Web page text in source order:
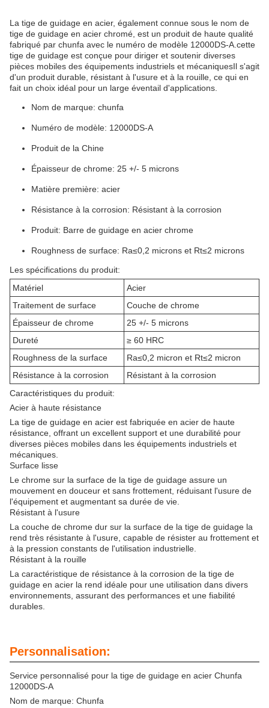
La tige de guidage en acier, également connue sous le nom de
tige de guidage en acier chromé, est un produit de haute qualité
fabriqué par chunfa avec le numéro de modèle 12000DS-A.cette
tige de guidage est conçue pour diriger et soutenir diverses
pièces mobiles des équipements industriels et mécaniquesIl s'agit
d'un produit durable, résistant à l'usure et à la rouille, ce qui en
fait un choix idéal pour un large éventail d'applications.
Nom de marque: chunfa
Numéro de modèle: 12000DS-A
Produit de la Chine
Épaisseur de chrome: 25 +/- 5 microns
Matière première: acier
Résistance à la corrosion: Résistant à la corrosion
Produit: Barre de guidage en acier chrome
Roughness de surface: Ra≤0,2 microns et Rt≤2 microns
Les spécifications du produit:
Matériel
Acier
Traitement de surface
Couche de chrome
Épaisseur de chrome
25 +/- 5 microns
Dureté
≥ 60 HRC
Roughness de la surface
Ra≤0,2 micron et Rt≤2 micron
Résistance à la corrosion
Résistant à la corrosion
Caractéristiques du produit:
Acier à haute résistance
La tige de guidage en acier est fabriquée en acier de haute
résistance, offrant un excellent support et une durabilité pour
diverses pièces mobiles dans les équipements industriels et
mécaniques.
Surface lisse
Le chrome sur la surface de la tige de guidage assure un
mouvement en douceur et sans frottement, réduisant l'usure de
l'équipement et augmentant sa durée de vie.
Résistant à l'usure
La couche de chrome dur sur la surface de la tige de guidage la
rend très résistante à l'usure, capable de résister au frottement et
à la pression constants de l'utilisation industrielle.
Résistant à la rouille
La caractéristique de résistance à la corrosion de la tige de
guidage en acier la rend idéale pour une utilisation dans divers
environnements, assurant des performances et une fiabilité
durables.
Personnalisation:
Service personnalisé pour la tige de guidage en acier Chunfa
12000DS-A
Nom de marque: Chunfa